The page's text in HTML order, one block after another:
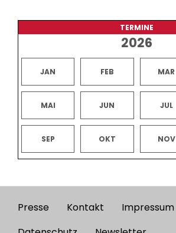
TERMINE
2026
JAN FEB MAR
MAI JUN JUL
SEP OKT NOV
Footer
Presse Kontakt
Impressum